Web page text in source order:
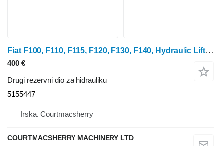
Fiat F100, F110, F115, F120, F130, F140, Hydraulic Lift Control Assem 5155447
400 €
Drugi rezervni dio za hidrauliku
5155447
Irska, Courtmacsherry
COURTMACSHERRY MACHINERY LTD